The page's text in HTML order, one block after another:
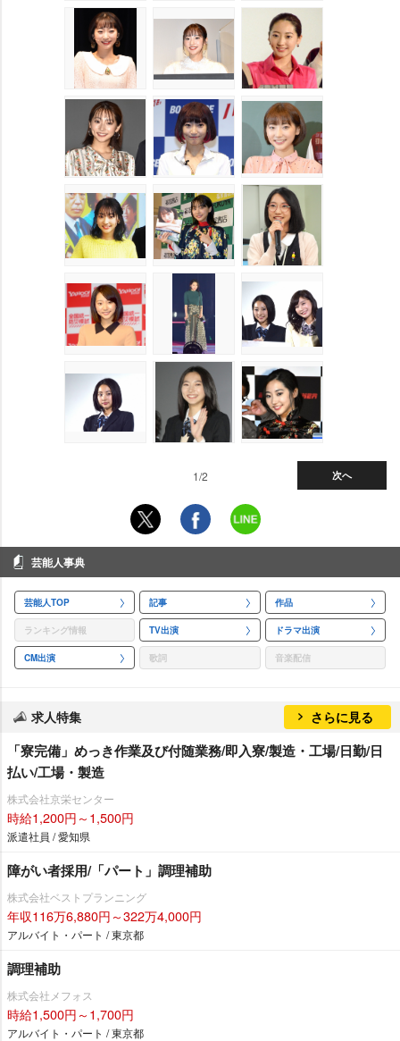
次へ
1/2
芸能人事典
芸能人TOP 記事 作品
ランキング情報 TV出演 ドラマ出演
CM出演 歌詞 音楽配信
求人特集 さらに見る
「寮完備」めっき作業及び付随業務/即入寮/製造・工場/日勤/日
払い/工場・製造
株式会社京栄センター
時給1,200円～1,500円
派遣社員 / 愛知県
障がい者採用/「パート」調理補助
株式会社ベストプランニング
年収116万6,880円～322万4,000円
アルバイト・パート / 東京都
調理補助
株式会社メフォス
時給1,500円～1,700円
アルバイト・パート / 東京都